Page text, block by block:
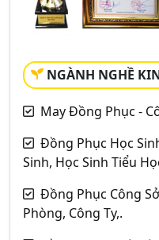
NGÀNH NGHỀ
May Đồng Phục -
Đồng Phục Học
Sinh, Học Sinh Tiểu
Đồng Phục Công
Phòng, Công Ty,.